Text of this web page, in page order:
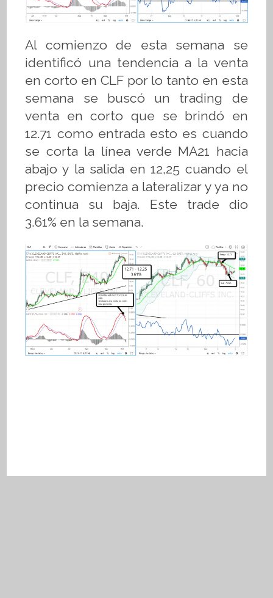
Al comienzo de esta semana se
identificó una tendencia a la venta
en corto en CLF por lo tanto en esta
semana se buscó un trading de
venta en corto que se brindó en
12.71 como entrada esto es cuando
se corta la línea verde MA21 hacia
abajo y la salida en 12,25 cuando el
precio comienza a lateralizar y ya no
continua su baja. Este trade dio
3.61% en la semana.